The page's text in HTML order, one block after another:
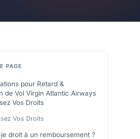
PAGE
pour Retard &
de Vol Virgin Atlantic Airways
Vos Droits
Vos Droits
droit à un remboursement ?